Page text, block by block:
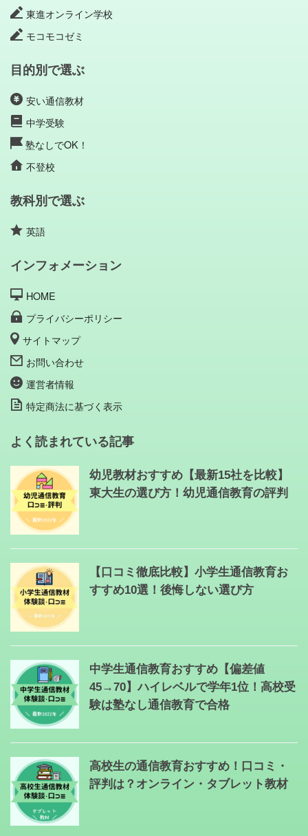
東進オンライン学校
モコモコゼミ
目的別で選ぶ
安い通信教材
中学受験
塾なしでOK！
不登校
教科別で選ぶ
英語
インフォメーション
HOME
プライバシーポリシー
サイトマップ
お問い合わせ
運営者情報
特定商法に基づく表示
よく読まれている記事
幼児教材おすすめ【最新15社を比較】
東大生の選び方！幼児通信教育の評判
【口コミ徹底比較】小学生通信教育お
すすめ10選！後悔しない選び方
中学生通信教育おすすめ【偏差値
45→70】ハイレベルで学年1位！高校受
験は塾なし通信教育で合格
高校生の通信教育おすすめ！口コミ・
評判は？オンライン・タブレット教材